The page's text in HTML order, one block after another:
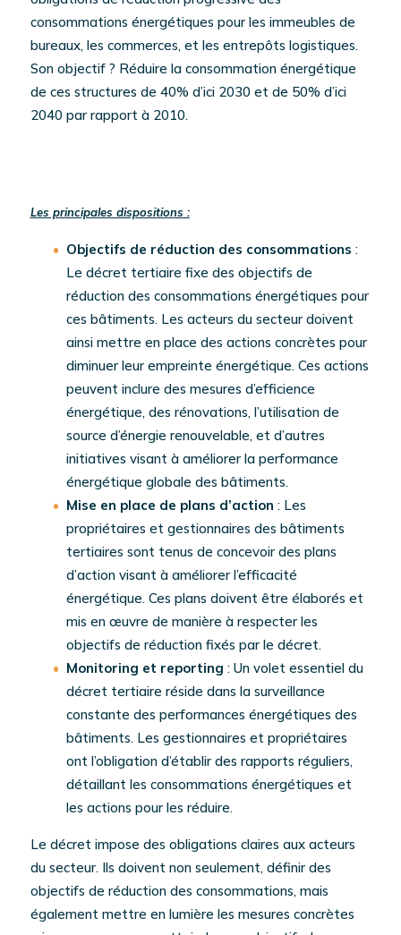
consommations énergétiques pour les immeubles de
bureaux, les commerces, et les entrepôts logistiques.
Son objectif ? Réduire la consommation énergétique
de ces structures de 40% d’ici 2030 et de 50% d’ici
2040 par rapport à 2010.
Les principales dispositions :
Objectifs de réduction des consommations :
Le décret tertiaire fixe des objectifs de
réduction des consommations énergétiques pour
ces bâtiments. Les acteurs du secteur doivent
ainsi mettre en place des actions concrètes pour
diminuer leur empreinte énergétique. Ces actions
peuvent inclure des mesures d’efficience
énergétique, des rénovations, l’utilisation de
source d’énergie renouvelable, et d’autres
initiatives visant à améliorer la performance
énergétique globale des bâtiments.
Mise en place de plans d’action : Les
propriétaires et gestionnaires des bâtiments
tertiaires sont tenus de concevoir des plans
d’action visant à améliorer l’efficacité
énergétique. Ces plans doivent être élaborés et
mis en œuvre de manière à respecter les
objectifs de réduction fixés par le décret.
Monitoring et reporting : Un volet essentiel du
décret tertiaire réside dans la surveillance
constante des performances énergétiques des
bâtiments. Les gestionnaires et propriétaires
ont l’obligation d’établir des rapports réguliers,
détaillant les consommations énergétiques et
les actions pour les réduire.
Le décret impose des obligations claires aux acteurs
du secteur. Ils doivent non seulement, définir des
objectifs de réduction des consommations, mais
également mettre en lumière les mesures concrètes